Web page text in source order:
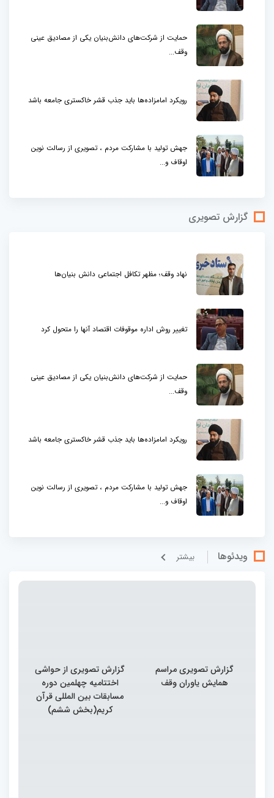
حمایت از شرکت‌های دانش‌بنیان یکی از مصادیق عینی
وقف...
رویکرد امامزاده‌ها باید جذب قشر خاکستری جامعه باشد
جهش تولید با مشارکت مردم ، تصویری از رسالت نوین
اوقاف و...
گزارش تصویری
نهاد وقف؛ مظهر تکافل اجتماعی دانش بنیان‌ها
تغییر روش اداره موقوفات اقتصاد آنها را متحول کرد
حمایت از شرکت‌های دانش‌بنیان یکی از مصادیق عینی
وقف...
رویکرد امامزاده‌ها باید جذب قشر خاکستری جامعه باشد
جهش تولید با مشارکت مردم ، تصویری از رسالت نوین
اوقاف و...
ویدئوها بيشتر
گزارش تصویری مراسم
همایش یاوران وقف
گزارش تصویری از حواشی
اختتامیه چهلمین دوره
مسابقات بین المللی قرآن
کریم(بخش ششم)